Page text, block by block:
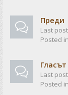
Преди
Last
Posted in
Last
Posted in